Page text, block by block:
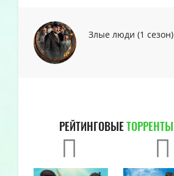
Злые люди (1 сезон)
РЕЙТИНГОВЫЕТОРРЕНТЫ